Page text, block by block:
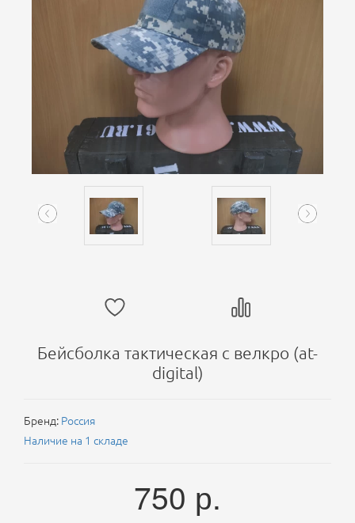
Бейсболка тактическая с велкро (at-
digital)
Бренд: Россия
Наличие на 1 складе
750 р.